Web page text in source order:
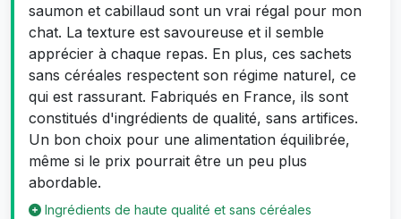
saumon et cabillaud sont un vrai régal pour mon
chat. La texture est savoureuse et il semble
apprécier à chaque repas. En plus, ces sachets
sans céréales respectent son régime naturel, ce
qui est rassurant. Fabriqués en France, ils sont
constitués d'ingrédients de qualité, sans artifices.
Un bon choix pour une alimentation équilibrée,
même si le prix pourrait être un peu plus
abordable.
Ingrédients de haute qualité et sans céréales